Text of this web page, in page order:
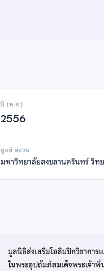
ปี (พ.ศ.)
2556
ศูนย์ สอวน.
มหาวิทยาลัยสงขลานครินทร์ วิท
มูลนิธิส่งเสริมโอลิมปิกวิชากา
ในพระอุปถัมภ์สมเด็จพระเจ้า